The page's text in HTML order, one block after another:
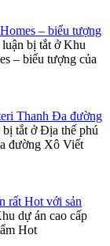
– biểu tượng
bị tắt ở Khu
– biểu tượng của
Thanh Đa đường
bị tắt ở Địa thế phú
đường Xô Viết
rất Hot với sản
dự án cao cấp
Hot